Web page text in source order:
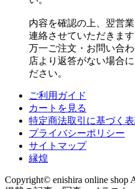
内容を確認の上、翌営
連絡させていただきます
万一ご注文・お問い合
店より返答がない場合
ださい。
ご利用ガイド
カートを見る
特定商法取引に基づく
プライバシーポリシー
サイトマップ
縁煌
Copyright© enishira online shop